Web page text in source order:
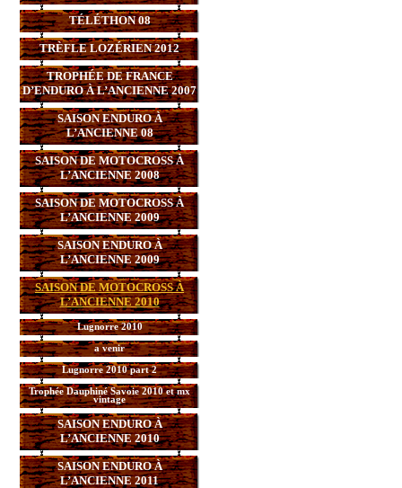
TÉLÉTHON 08
TRÈFLE LOZÉRIEN 2012
TROPHÉE DE FRANCE
D’ENDURO À L’ANCIENNE 2007
SAISON ENDURO À
L’ANCIENNE 08
SAISON DE MOTOCROSS À
L’ANCIENNE 2008
SAISON DE MOTOCROSS À
L’ANCIENNE 2009
SAISON ENDURO À
L’ANCIENNE 2009
SAISON DE MOTOCROSS À
L’ANCIENNE 2010
Lugnorre 2010
a venir
Lugnorre 2010 part 2
Trophée Dauphiné Savoie 2010 et mx
vintage
SAISON ENDURO À
L’ANCIENNE 2010
SAISON ENDURO À
L’ANCIENNE 2011